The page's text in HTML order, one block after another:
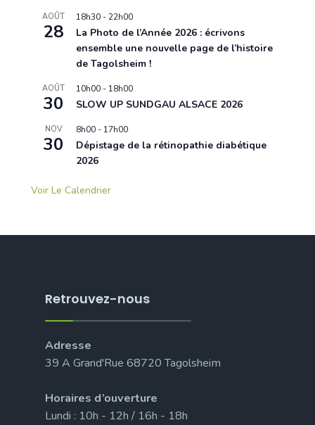
AOÛT
28
18h30 -22h00
La Photo de l’Année 2026 : écrivons
ensemble une nouvelle page de l’histoire
de Tagolsheim !
AOÛT
30
10h00 - 18h00
SLOW UP SUNDGAU ALSACE 2026
NOV
30
8h00 - 17h00
Dépistage de la rétinopathie diabétique
2026
Voir Le Calendrier
Retrouvez-nous
Adresse
39 A Grand'Rue 68720 Tagolsheim
Horaires d’ouverture
Lundi : 10h - 12h / 16h - 18h